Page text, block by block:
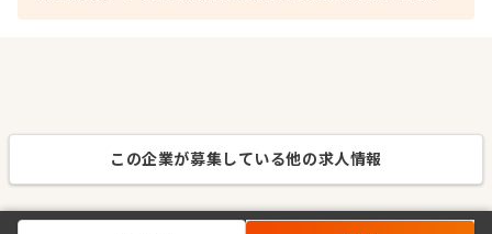
この企業が募集している他の求人情報